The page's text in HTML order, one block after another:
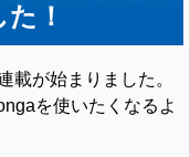
！
載が始まりました。
を使いたくなるよ